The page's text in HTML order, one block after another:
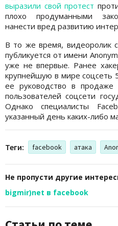
выразили свой протест
плохо продуманными
нанести вред развитию
В то же время, видеоролик
публикуется от имени
уже не впервые. Ранее
крупнейшую в мире соцсеть
ее руководство в продаже
пользователей соцсети
Однако специалисты
указанный день каких-либо
Теги: facebook атака
Не пропусти другие
bigmir)net в facebook